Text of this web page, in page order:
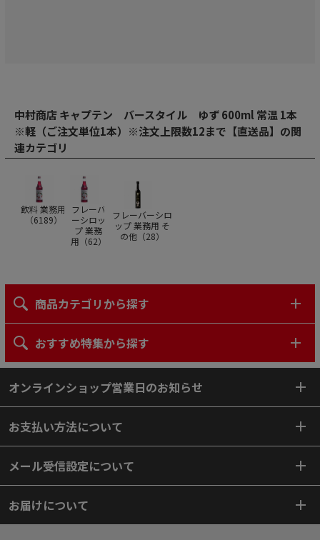
中村商店 キャプテン バースタイル ゆず 600ml 常温 1本
※軽（ご注文単位1本）※注文上限数12まで【直送品】の関
連カテゴリ
飲料 業務用
（6189）
フレーバ
ーシロッ
プ 業務
用（62）
フレーバーシロ
ップ 業務用 そ
の他（28）
商品カテゴリから探す
おすすめ特集から探す
オンラインショップ営業日のお知らせ
お支払い方法について
メール受信設定について
お届けについて